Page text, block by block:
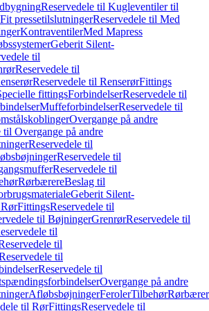
Reservedele til Kugleventiler til
pressetilslutningerReservedele til Med
KontraventilerMed Mapress
Geberit Silent-
til
Reservedele til
Reservedele til RenserørFittings
fittingsForbindelserReservedele til
MuffeforbindelserReservedele til
Overgange på andre
til Overgange på andre
Reservedele til
Reservedele til
Reservedele til
RørbærereBeslag til
Geberit Silent-
FittingsReservedele til
til BøjningerGrenrørReservedele til
til
til
til
Reservedele til
Overgange på andre
AfløbsbøjningerFerolerTilbehør
til RørFittingsReservedele til